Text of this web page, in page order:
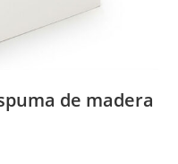
de madera